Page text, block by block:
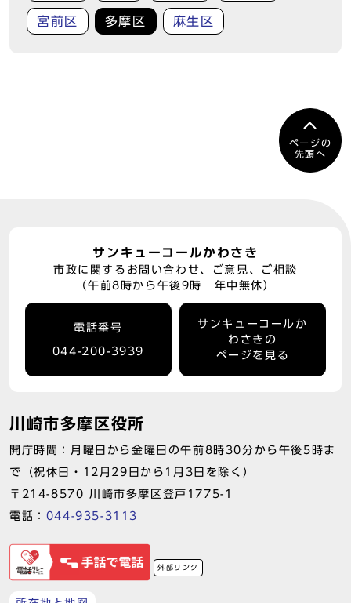
宮前区 多摩区 麻生区
ページの
先頭へ
サンキューコールかわさき
市政に関するお問い合わせ、ご意見、ご相談
（午前8時から午後9時 年中無休）
電話番号
044-200-3939
サンキューコールか
わさきの
ページを見る
川崎市多摩区役所
開庁時間：月曜日から金曜日の午前8時30分から午後5時ま
で（祝休日・12月29日から1月3日を除く）
〒214-8570 川崎市多摩区登戸1775-1
電話： 044-935-3113
外部リンク